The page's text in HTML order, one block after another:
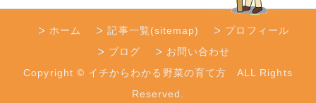
ホーム 記事一覧(sitemap)
プロフィール
ブログ
お問い合わせ
Copyright © イチからわかる野菜の育て方 ALL Rights
Reserved.